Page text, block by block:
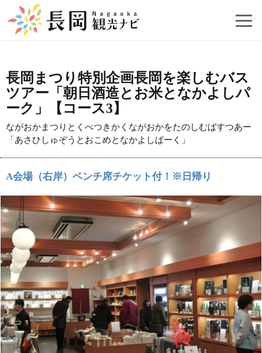
長岡まつり特別企画長岡を楽しむバス
ツアー「朝日酒造とお米となかよしパ
ーク」【コース3】
ながおかまつりとくべつきかくながおかをたのしむばすつあー
「あさひしゅぞうとおこめとなかよしぱーく」
A会場（右岸）ベンチ席チケット付！※日帰り